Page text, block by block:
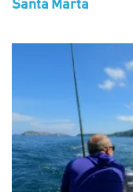
Santa Marta